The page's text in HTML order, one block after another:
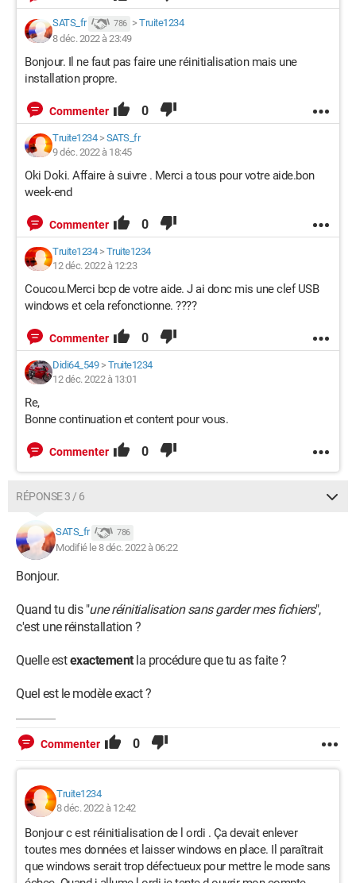
SATS_fr 786 > Truite1234
8 déc. 2022 à 23:49
Bonjour. Il ne faut pas faire une réinitialisation mais une
installation propre.
Commenter 0
Truite1234> SATS_fr
9 déc. 2022 à 18:45
Oki Doki. Affaire à suivre . Merci a tous pour votre aide.bon
week-end
Commenter 0
Truite1234> Truite1234
12 déc. 2022 à 12:23
Coucou.Merci bcp de votre aide. J ai donc mis une clef USB
windows et cela refonctionne. ????
Commenter 0
Didi64_549> Truite1234
12 déc. 2022 à 13:01
Re,
Bonne continuation et content pour vous.
Commenter 0
RÉPONSE 3 / 6
SATS_fr 786
Modifié le 8 déc. 2022 à 06:22
Bonjour.
Quand tu dis "une réinitialisation sans garder mes fichiers",
c'est une réinstallation ?
Quelle estexactementla procédure que tu as faite ?
Quel est le modèle exact ?
Commenter 0
Truite1234
8 déc. 2022 à 12:42
Bonjour c est réinitialisation de l ordi . Ça devait enlever
toutes mes données et laisser windows en place. Il paraîtrait
que windows serait trop défectueux pour mettre le mode sans